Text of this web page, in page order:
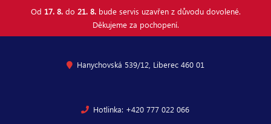
Od 17. 8.do 21. 8.bude servis uzavřen z důvodu dovolené.
Děkujeme za pochopení.
Hanychovská 539/12, Liberec 460 01
Hotlinka: +420 777 022 066